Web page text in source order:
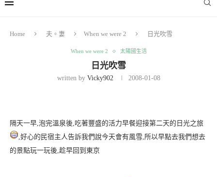
Home 夫。妻 When we were 2 日光吹雪
When we were 2 太陽國生活
日光吹雪
written by Vicky902 2008-01-08
隔天一早,泡完溫泉後,吃著豐盛的活力早餐迎接第二天的日光之旅
,好心的民宿主人告訴我們說今天會有風雪,所以早點去我們想去
的景點玩一玩後,趁早回到東京